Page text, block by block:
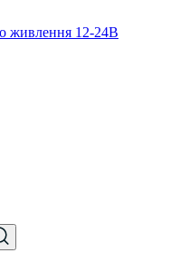
живлення 12-24В